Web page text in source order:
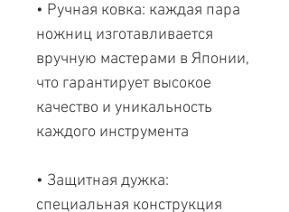
• Ручная ковка: каждая пара
ножниц изготавливается
вручную мастерами в Японии,
что гарантирует высокое
качество и уникальность
каждого инструмента
• Защитная дужка:
специальная конструкция